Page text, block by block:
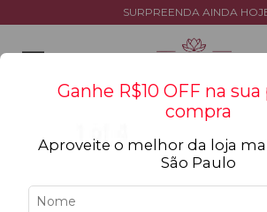
SURPREENDA AINDA
Erro - 404
Ganhe R$10 OFF na
compra
Aproveite o melhor da loja
São Paulo